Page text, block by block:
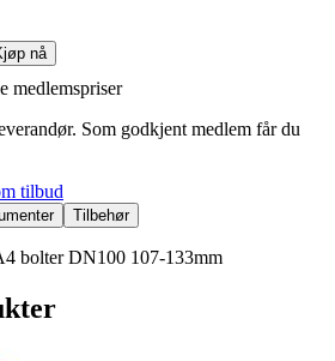
nå
medlemspriser
Som godkjent medlem får du
tilbud
Tilbehør
bolter DN100 107-133mm